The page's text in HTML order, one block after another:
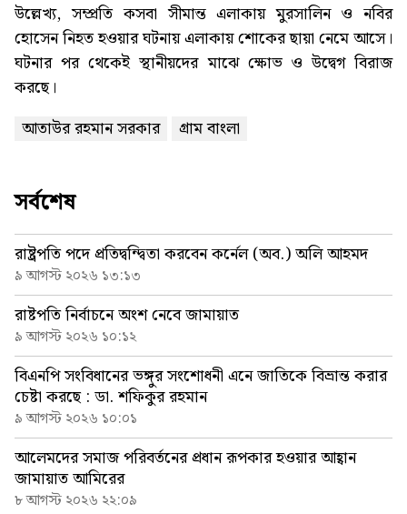
উল্লেখ্য, সম্প্রতি কসবা সীমান্ত এলাকায় মুরসালিন ও নবির
হোসেন নিহত হওয়ার ঘটনায় এলাকায় শোকের ছায়া নেমে আসে।
ঘটনার পর থেকেই স্থানীয়দের মাঝে ক্ষোভ ও উদ্বেগ বিরাজ
করছে।
আতাউর রহমান সরকার
গ্রাম বাংলা
সর্বশেষ
রাষ্ট্রপতি পদে প্রতিদ্বন্দ্বিতা করবেন কর্নেল (অব.) অলি আহমদ
৯ আগস্ট ২০২৬ ১৩:১৩
রাষ্টপতি নির্বাচনে অংশ নেবে জামায়াত
৯ আগস্ট ২০২৬ ১০:১২
বিএনপি সংবিধানের ভঙ্গুর সংশোধনী এনে জাতিকে বিভ্রান্ত করার
চেষ্টা করছে : ডা. শফিকুর রহমান
৯ আগস্ট ২০২৬ ১০:০১
আলেমদের সমাজ পরিবর্তনের প্রধান রূপকার হওয়ার আহ্বান
জামায়াত আমিরের
৮ আগস্ট ২০২৬ ২২:০৯